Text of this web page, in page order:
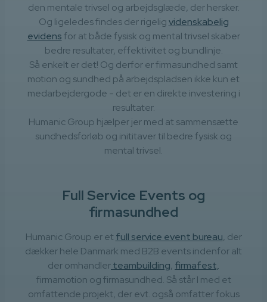
den mentale trivsel og arbejdsglæde, der hersker.
Og ligeledes findes der rigeligvidenskabelig
evidensfor at både fysisk og mental trivsel skaber
bedre resultater, effektivitet og bundlinje.
Så enkelt er det! Og derfor er firmasundhed samt
motion og sundhed på arbejdspladsen ikke kun et
medarbejdergode - det er en direkte investering i
resultater.
Humanic Group hjælper jer med at sammensætte
sundhedsforløb og inititaver til bedre fysisk og
mental trivsel.
Full Service Events og
firmasundhed
Humanic Group er et full service event bureau, der
dækker hele Danmark med B2B events indenfor alt
der omhandlerteambuilding, firmafest,
firmamotion og firmasundhed. Så står I med et
omfattende projekt, der evt. også omfatter fokus